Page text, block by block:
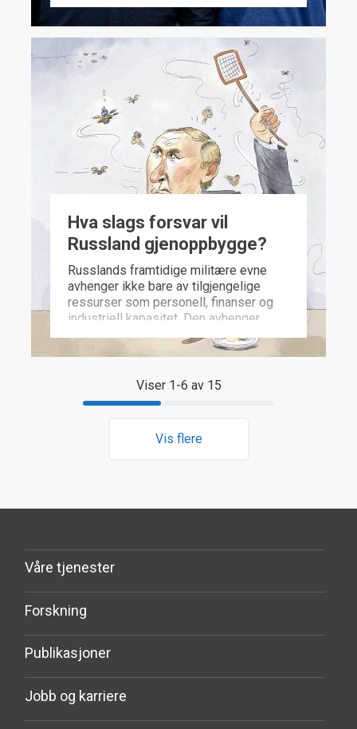
Hva slags forsvar vil
Russland gjenoppbygge?
Russlands framtidige militære evne
avhenger ikke bare av tilgjengelige
ressurser som personell, finanser og
industriell kapasitet. Den avhenger
også av lærdommer fra den pågående
Viser 1-6 av 15
Vis flere
Våre tjenester
Forskning
Publikasjoner
Jobb og karriere